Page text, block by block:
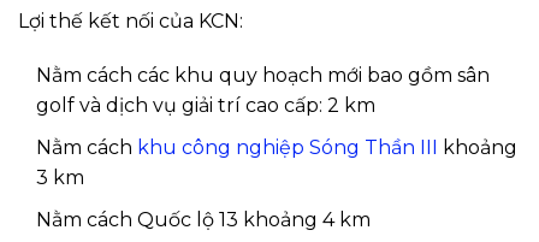
Lợi thế kết nối của KCN:
Nằm cách các khu quy hoạch mới bao gồm sân
golf và dịch vụ giải trí cao cấp: 2 km
Nằm cách khu công nghiệp Sóng Thần III khoảng
3 km
Nằm cách Quốc lộ 13 khoảng 4 km